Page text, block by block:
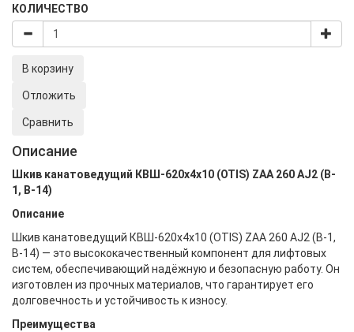
КОЛИЧЕСТВО
В корзину
Отложить
Сравнить
Описание
Шкив канатоведущий КВШ-620х4х10 (OTIS) ZAA 260 AJ2 (B-
1, В-14)
Описание
Шкив канатоведущий КВШ-620х4х10 (OTIS) ZAA 260 AJ2 (B-1,
В-14) — это высококачественный компонент для лифтовых
систем, обеспечивающий надёжную и безопасную работу. Он
изготовлен из прочных материалов, что гарантирует его
долговечность и устойчивость к износу.
Преимущества